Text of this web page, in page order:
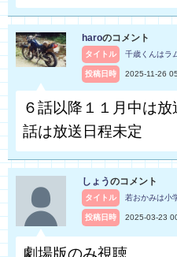
haroのコメント
タイトル 千歳くんはラ
投稿日時 2025-11-26
６話以降１１月中は
話は放送日程未定
しょうのコメント
タイトル 若おかみは小
投稿日時 2025-03-23
劇場版のみ視聴